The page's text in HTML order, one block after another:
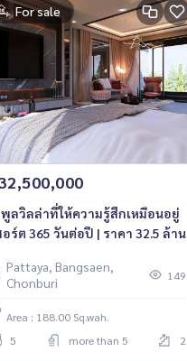
For sale
ลวิลล่าที่ให้ความรู้สึกเหมือนอยู่
ร์ต 365 วันต่อปี | ราคา 32.5 ล้าน
Pattaya, Bangsaen,
Chonburi
149
Area : 188.00 Sq.wah.
5
more than 5 2